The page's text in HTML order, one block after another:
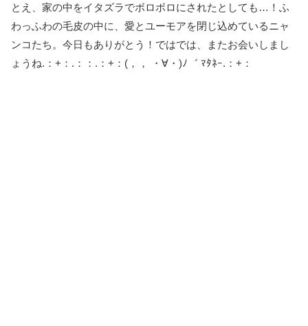
とえ、家の中をイタズラでボロボロにされたとしても…！ふ
わっふわの毛皮の中に、愛とユーモアを閉じ込めているニャ
ンコたち。今日もありがとう！ではでは、またお会いしまし
ょうね.：+：.：：.：+：(，， ・∀・)ﾉ゛ ﾏﾀﾈｰ.：+：